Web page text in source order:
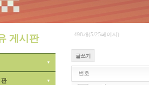
게시판 498개(5/25페이지)
글쓰기
번호